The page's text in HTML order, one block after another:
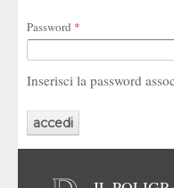
Password *
Inserisci la password